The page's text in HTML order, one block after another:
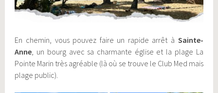
En chemin, vous pouvez faire un rapide arrêt à Sainte-
Anne, un bourg avec sa charmante église et la plage La
Pointe Marin très agréable (là où se trouve le Club Med mais
plage public).